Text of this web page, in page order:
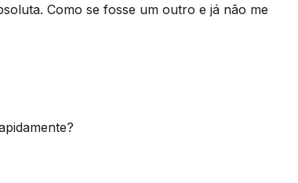
Como se fosse um outro e já não me